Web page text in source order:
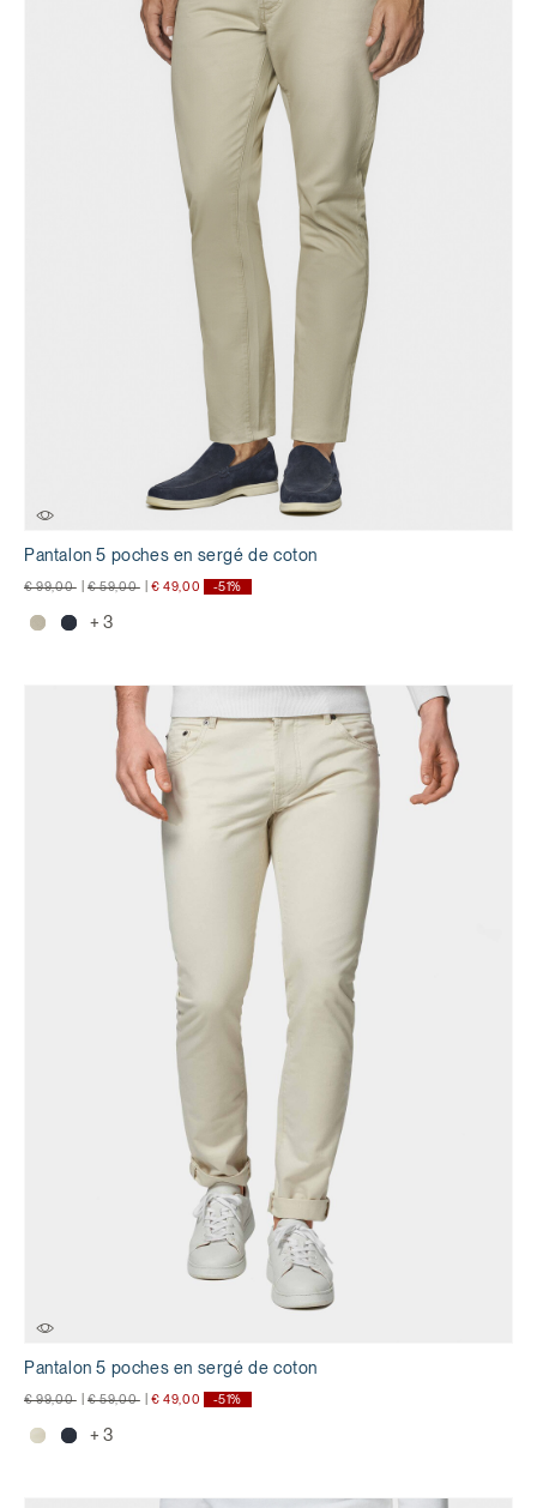
Pantalon 5 poches en sergé de coton
Prix réduit de
€ 99,00à Prix réduit de
€ 59,00à € 49,00 -51%
+ 3
Pantalon 5 poches en sergé de coton
Prix réduit de
€ 99,00à Prix réduit de
€ 59,00à € 49,00 -51%
+ 3